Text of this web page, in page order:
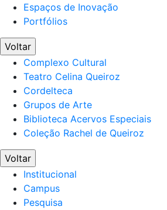
Espaços de Inovação
Portfólios
Voltar
Complexo Cultural
Teatro Celina Queiroz
Cordelteca
Grupos de Arte
Biblioteca Acervos Especiais
Coleção Rachel de Queiroz
Voltar
Institucional
Campus
Pesquisa